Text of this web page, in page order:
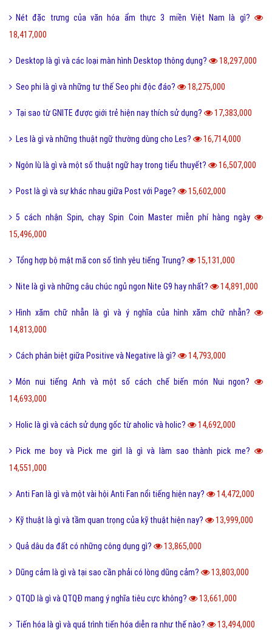
Nét đặc trưng của văn hóa ẩm thực 3 miền Việt Nam là gì?
18,417,000
Desktop là gì và các loại màn hình Desktop thông dụng? 18,297,000
Seo phi là gì và những tư thế Seo phi độc đáo? 18,275,000
Tại sao từ GNITE được giới trẻ hiện nay thích sử dụng? 17,383,000
Les là gì và những thuật ngữ thường dùng cho Les? 16,714,000
Ngôn lù là gì và một số thuật ngữ hay trong tiểu thuyết? 16,507,000
Post là gì và sự khác nhau giữa Post với Page? 15,602,000
5 cách nhận Spin, chạy Spin Coin Master miễn phí hàng ngày
15,496,000
Tổng hợp bộ mật mã con số tình yêu tiếng Trung? 15,131,000
Nite là gì và những câu chúc ngủ ngon Nite G9 hay nhất? 14,891,000
Hình xăm chữ nhẫn là gì và ý nghĩa của hình xăm chữ nhẫn?
14,813,000
Cách phân biệt giữa Positive và Negative là gì? 14,793,000
Món nui tiếng Anh và một số cách chế biến món Nui ngon?
14,693,000
Holic là gì và cách sử dụng gốc từ aholic và holic? 14,692,000
Pick me boy và Pick me girl là gì và làm sao thành pick me?
14,551,000
Anti Fan là gì và một vài hội Anti Fan nổi tiếng hiện nay? 14,472,000
Kỹ thuật là gì và tầm quan trọng của kỹ thuật hiện nay? 13,999,000
Quả dâu da đất có những công dụng gì? 13,865,000
Dũng cảm là gì và tại sao cần phải có lòng dũng cảm? 13,803,000
QTQD là gì và QTQĐ mang ý nghĩa tiêu cực không? 13,661,000
Tiến hóa là gì và quá trình tiến hóa diễn ra như thế nào? 13,494,000